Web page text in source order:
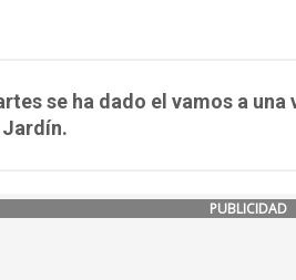
se ha dado el vamos a
PUBLICIDAD